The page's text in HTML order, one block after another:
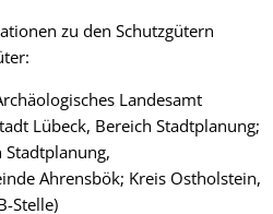
zu den Schutzgütern
Landesamt
Lübeck, Bereich Stadtplanung;
Stadtplanung,
Ahrensbök; Kreis Ostholstein,
Stelle)